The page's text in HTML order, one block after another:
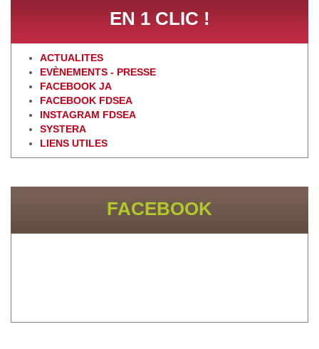
EN 1 CLIC !
ACTUALITES
EVÈNEMENTS - PRESSE
FACEBOOK JA
FACEBOOK FDSEA
INSTAGRAM FDSEA
SYSTERA
LIENS UTILES
FACEBOOK